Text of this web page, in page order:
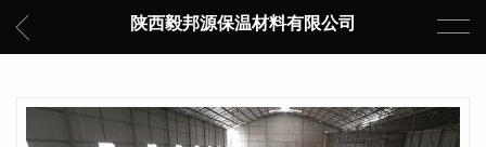
陕西毅邦源保温材料有限公司